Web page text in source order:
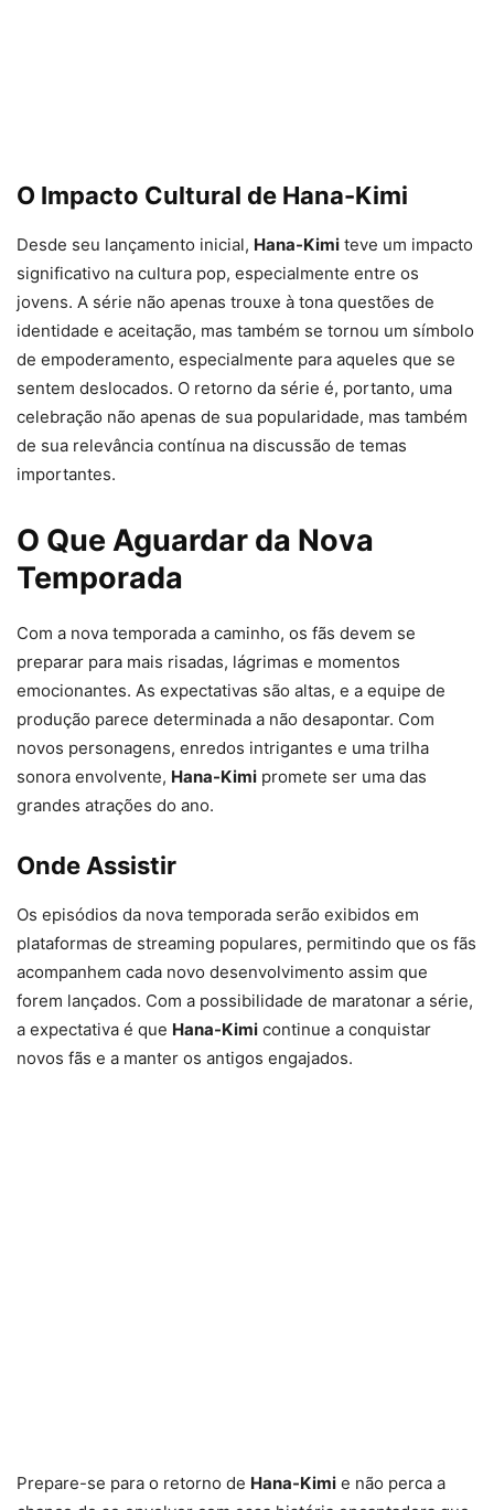
O Impacto Cultural de Hana-Kimi
Desde seu lançamento inicial, Hana-Kimi teve um impacto
significativo na cultura pop, especialmente entre os
jovens. A série não apenas trouxe à tona questões de
identidade e aceitação, mas também se tornou um símbolo
de empoderamento, especialmente para aqueles que se
sentem deslocados. O retorno da série é, portanto, uma
celebração não apenas de sua popularidade, mas também
de sua relevância contínua na discussão de temas
importantes.
O Que Aguardar da Nova
Temporada
Com a nova temporada a caminho, os fãs devem se
preparar para mais risadas, lágrimas e momentos
emocionantes. As expectativas são altas, e a equipe de
produção parece determinada a não desapontar. Com
novos personagens, enredos intrigantes e uma trilha
sonora envolvente, Hana-Kimi promete ser uma das
grandes atrações do ano.
Onde Assistir
Os episódios da nova temporada serão exibidos em
plataformas de streaming populares, permitindo que os fãs
acompanhem cada novo desenvolvimento assim que
forem lançados. Com a possibilidade de maratonar a série,
a expectativa é que Hana-Kimi continue a conquistar
novos fãs e a manter os antigos engajados.
Prepare-se para o retorno de Hana-Kimi e não perca a